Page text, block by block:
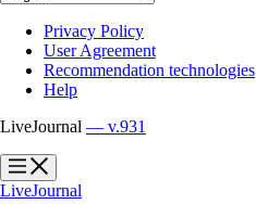
Privacy Policy
User Agreement
Recommendation technologies
Help
LiveJournal — v.931
?
?
LiveJournal